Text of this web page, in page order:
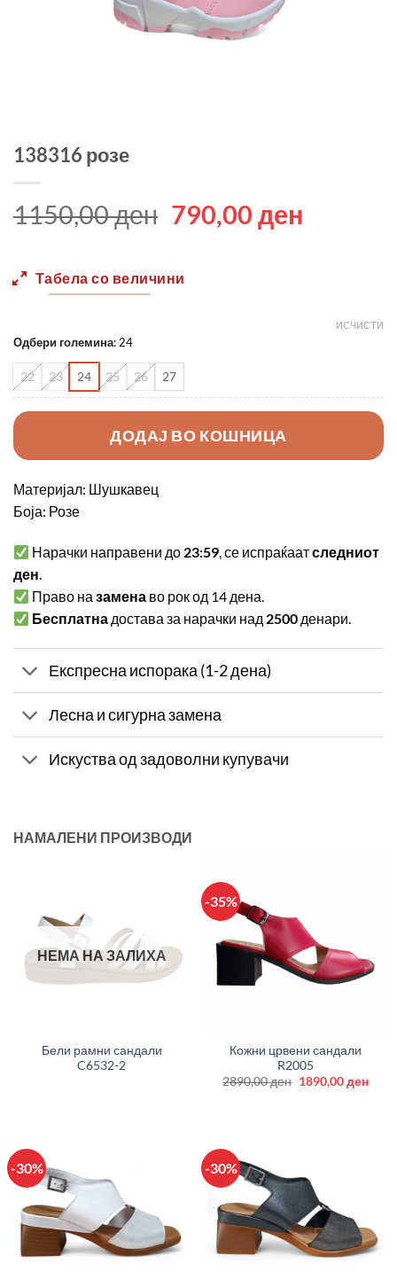
138316 розе
1150,00ден Original
1150,00 ден.
790,00 ден
Табела со величини
Одбери големина: 24
22 23 24 25 26 27
ИСЧИСТИ
ДОДАЈ ВО КОШНИЦА
Материјал: Шушкавец
Боја: Розе
Нарачки направени до 23:59, се испраќаатследниот
ден.
Право назамена во рок од 14 дена.
Бесплатна достава за нарачки над 2500 денари.
Експресна испорака (1-2 дена)
Лесна и сигурна замена
Искуства од задоволни купувачи
НАМАЛЕНИ ПРОИЗВОДИ
НЕМА НА ЗАЛИХА
Бели рамни сандали
C6532-2
-35%
Кожни црвени сандали
R2005
2890,00ден Original
1890,00ден
-30% -30%